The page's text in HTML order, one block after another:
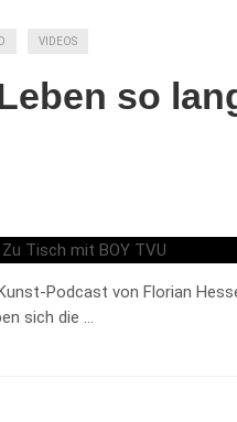
VIDEOS
so
Podcast von Florian
sich die …